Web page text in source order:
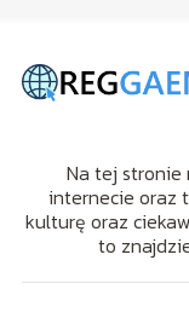
Na tej stronie
internecie oraz
kulturę oraz
to